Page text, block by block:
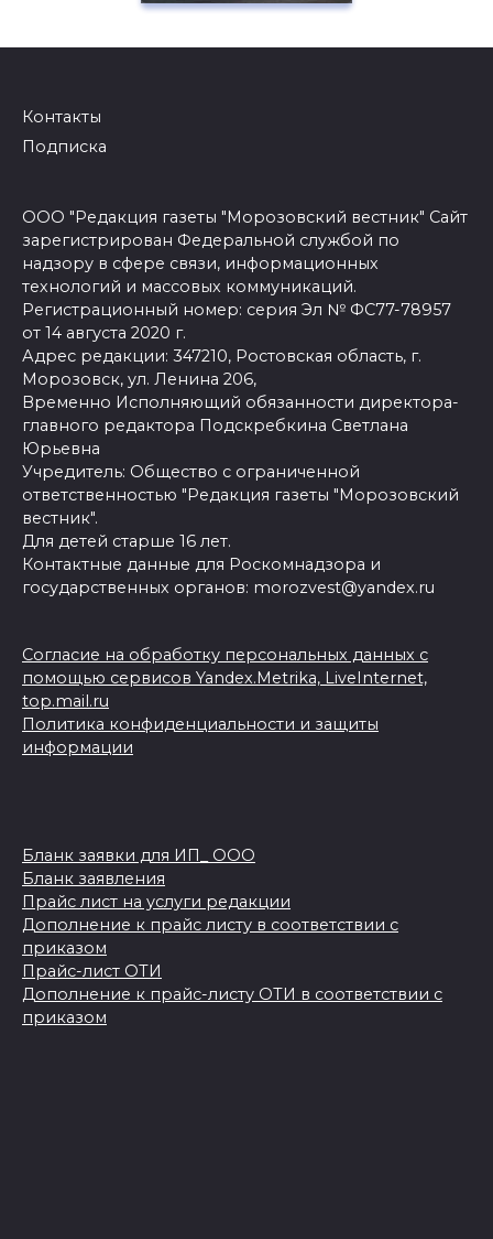
Контакты
Подписка
ООО "Редакция газеты "Морозовский вестник" Сайт
зарегистрирован Федеральной службой по
надзору в сфере связи, информационных
технологий и массовых коммуникаций.
Регистрационный номер: серия Эл № ФС77-78957
от 14 августа 2020 г.
Адрес редакции: 347210, Ростовская область, г.
Морозовск, ул. Ленина 206,
Временно Исполняющий обязанности директора-
главного редактора Подскребкина Светлана
Юрьевна
Учредитель: Общество с ограниченной
ответственностью "Редакция газеты "Морозовский
вестник".
Для детей старше 16 лет.
Контактные данные для Роскомнадзора и
государственных органов: morozvest@yandex.ru
Согласие на обработку персональных данных с
помощью сервисов Yandex.Metrika, LiveInternet,
top.mail.ru
Политика конфиденциальности и защиты
информации
Бланк заявки для ИП_ ООО
Бланк заявления
Прайс лист на услуги редакции
Дополнение к прайс листу в соответствии с
приказом
Прайс-лист ОТИ
Дополнение к прайс-листу ОТИ в соответствии с
приказом